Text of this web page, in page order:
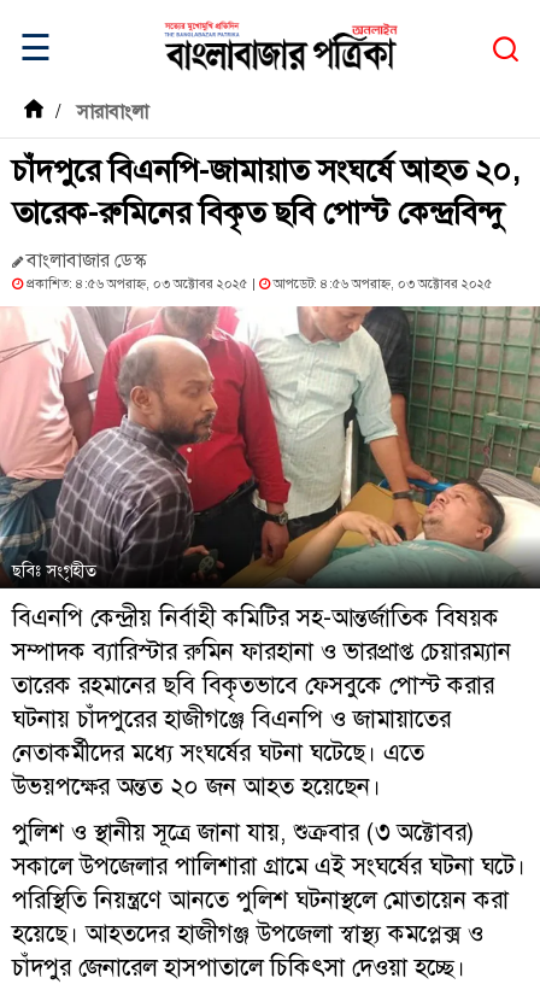
☰
/ সারাবাংলা
চাঁদপুরে বিএনপি-জামায়াত সংঘর্ষে আহত ২০,
তারেক-রুমিনের বিকৃত ছবি পোস্ট কেন্দ্রবিন্দু
বাংলাবাজার ডেস্ক
প্রকাশিত: ৪:৫৬ অপরাহ্ন, ০৩ অক্টোবর ২০২৫ | আপডেট: ৪:৫৬ অপরাহ্ন, ০৩ অক্টোবর ২০২৫
ছবিঃ সংগৃহীত
বিএনপি কেন্দ্রীয় নির্বাহী কমিটির সহ-আন্তর্জাতিক বিষয়ক
সম্পাদক ব্যারিস্টার রুমিন ফারহানা ও ভারপ্রাপ্ত চেয়ারম্যান
তারেক রহমানের ছবি বিকৃতভাবে ফেসবুকে পোস্ট করার
ঘটনায় চাঁদপুরের হাজীগঞ্জে বিএনপি ও জামায়াতের
নেতাকর্মীদের মধ্যে সংঘর্ষের ঘটনা ঘটেছে। এতে
উভয়পক্ষের অন্তত ২০ জন আহত হয়েছেন।
পুলিশ ও স্থানীয় সূত্রে জানা যায়, শুক্রবার (৩ অক্টোবর)
সকালে উপজেলার পালিশারা গ্রামে এই সংঘর্ষের ঘটনা ঘটে।
পরিস্থিতি নিয়ন্ত্রণে আনতে পুলিশ ঘটনাস্থলে মোতায়েন করা
হয়েছে। আহতদের হাজীগঞ্জ উপজেলা স্বাস্থ্য কমপ্লেক্স ও
চাঁদপুর জেনারেল হাসপাতালে চিকিৎসা দেওয়া হচ্ছে।